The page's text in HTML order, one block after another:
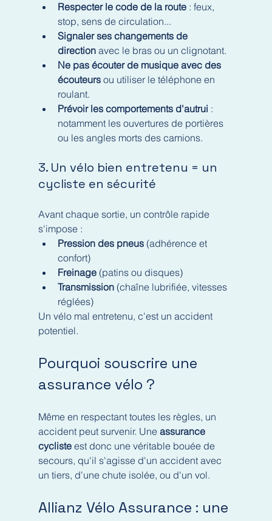
Respecter le code de la route : feux,
stop, sens de circulation...
Signaler ses changements de
direction avec le bras ou un clignotant.
Ne pas écouter de musique avec des
écouteurs ou utiliser le téléphone en
roulant.
Prévoir les comportements d'autrui :
notamment les ouvertures de portières
ou les angles morts des camions.
3. Un vélo bien entretenu = un
cycliste en sécurité
Avant chaque sortie, un contrôle rapide
s'impose :
Pression des pneus (adhérence et
confort)
Freinage (patins ou disques)
Transmission (chaîne lubrifiée, vitesses
réglées)
Un vélo mal entretenu, c'est un accident
potentiel.
Pourquoi souscrire une
assurance vélo ?
Même en respectant toutes les règles, un
accident peut survenir. Une assurance
cycliste est donc une véritable bouée de
secours, qu'il s'agisse d'un accident avec
un tiers, d'une chute isolée, ou d'un vol.
Allianz Vélo Assurance : une